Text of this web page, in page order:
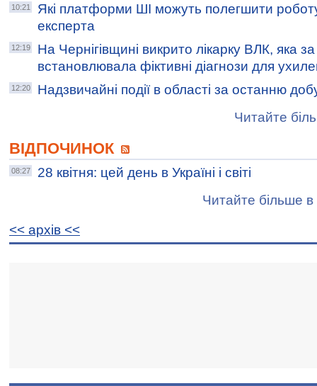
10:21
Які платформи ШІ можуть полегшити
експерта
12:19
На Чернігівщині викрито лікарку ВЛК, яка
встановлювала фіктивні діагнози для
12:20
Надзвичайні події в області за останню
Читайте
ВІДПОЧИНОК
08:27
28 квітня: цей день в Україні і світі
Читайте більше в
<< архiв <<